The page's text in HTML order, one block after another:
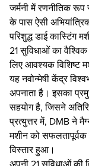
जर्मनी में रणनीतिक
के पास ऐसी
परिशुद्ध डाई कास्टिंग
21 सुविधाओं का वैश्विक
लिए आवश्यक विशिष्ट
यह नवोन्मेषी केंद्र
अपनाता है। इसका
सहयोग है, जिसने
प्रत्युत्तर में, DMB ने
मशीन को सफलतापूर्वक
विस्तार हुआ।